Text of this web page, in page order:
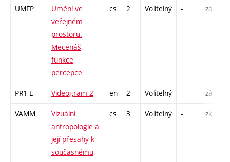
UMFP
Umění ve
veřejném
prostoru.
Mecenáš,
funkce,
percepce
cs 2 Volitelný - zá
PR1-L Videogram 2 en 2 Volitelný - zá
VAMM
Vizuální
antropologie a
její přesahy k
současnému
cs 3 Volitelný - zk